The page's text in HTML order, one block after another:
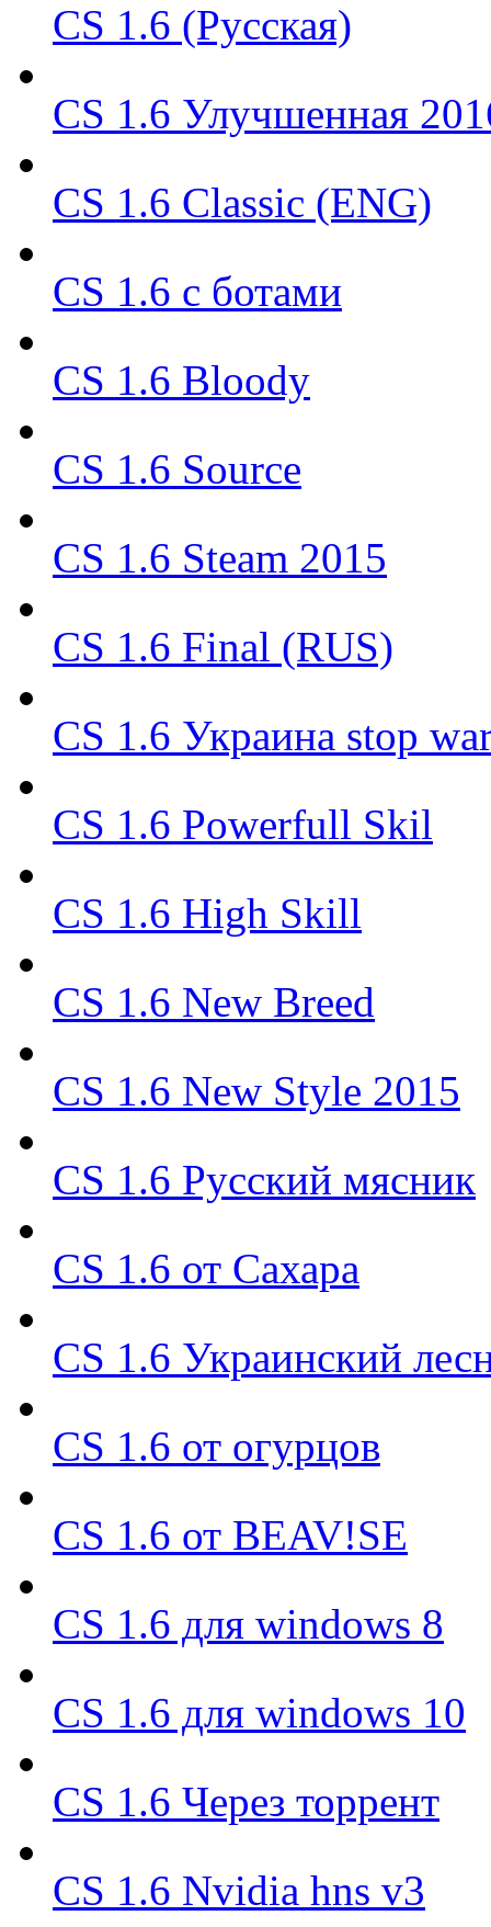
CS 1.6 (Русская)
CS 1.6 Улучшенная
CS 1.6 Classic (ENG)
CS 1.6 с ботами
CS 1.6 Bloody
CS 1.6 Source
CS 1.6 Steam 2015
CS 1.6 Final (RUS)
CS 1.6 Украина stop
CS 1.6 Powerfull Skil
CS 1.6 High Skill
CS 1.6 New Breed
CS 1.6 New Style 2015
CS 1.6 Русский мясник
CS 1.6 от Сахара
CS 1.6 Украинский
CS 1.6 от огурцов
CS 1.6 от BEAV!SE
CS 1.6 для windows 8
CS 1.6 для windows 10
CS 1.6 Через торрент
CS 1.6 Nvidia hns v3